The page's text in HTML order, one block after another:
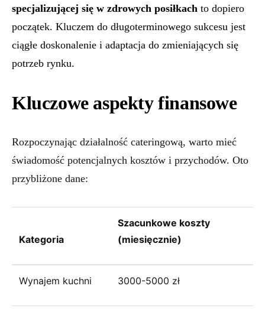
specjalizującej się w zdrowych posiłkach to dopiero
początek. Kluczem do długoterminowego sukcesu jest
ciągłe doskonalenie i adaptacja do zmieniających się
potrzeb rynku.
Kluczowe aspekty finansowe
Rozpoczynając działalność cateringową, warto mieć
świadomość potencjalnych kosztów i przychodów. Oto
przybliżone dane:
Kategoria
Szacunkowe koszty
(miesięcznie)
Wynajem kuchni 3000-5000 zł